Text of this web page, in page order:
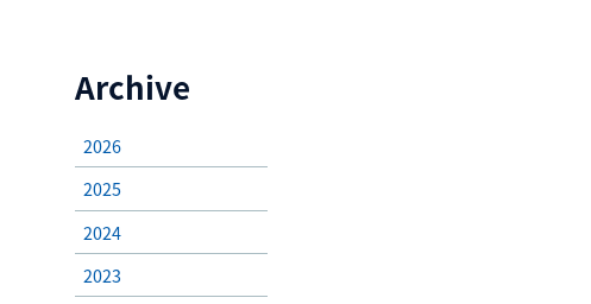
Archive
2026
2025
2024
2023